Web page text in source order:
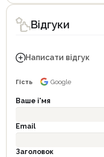
Відгуки
Написати відгук
Гість Google
Ваше і'мя
Email
Заголовок